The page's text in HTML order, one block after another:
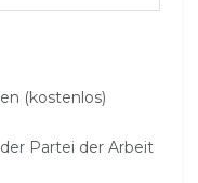
(kostenlos)
Partei der Arbeit